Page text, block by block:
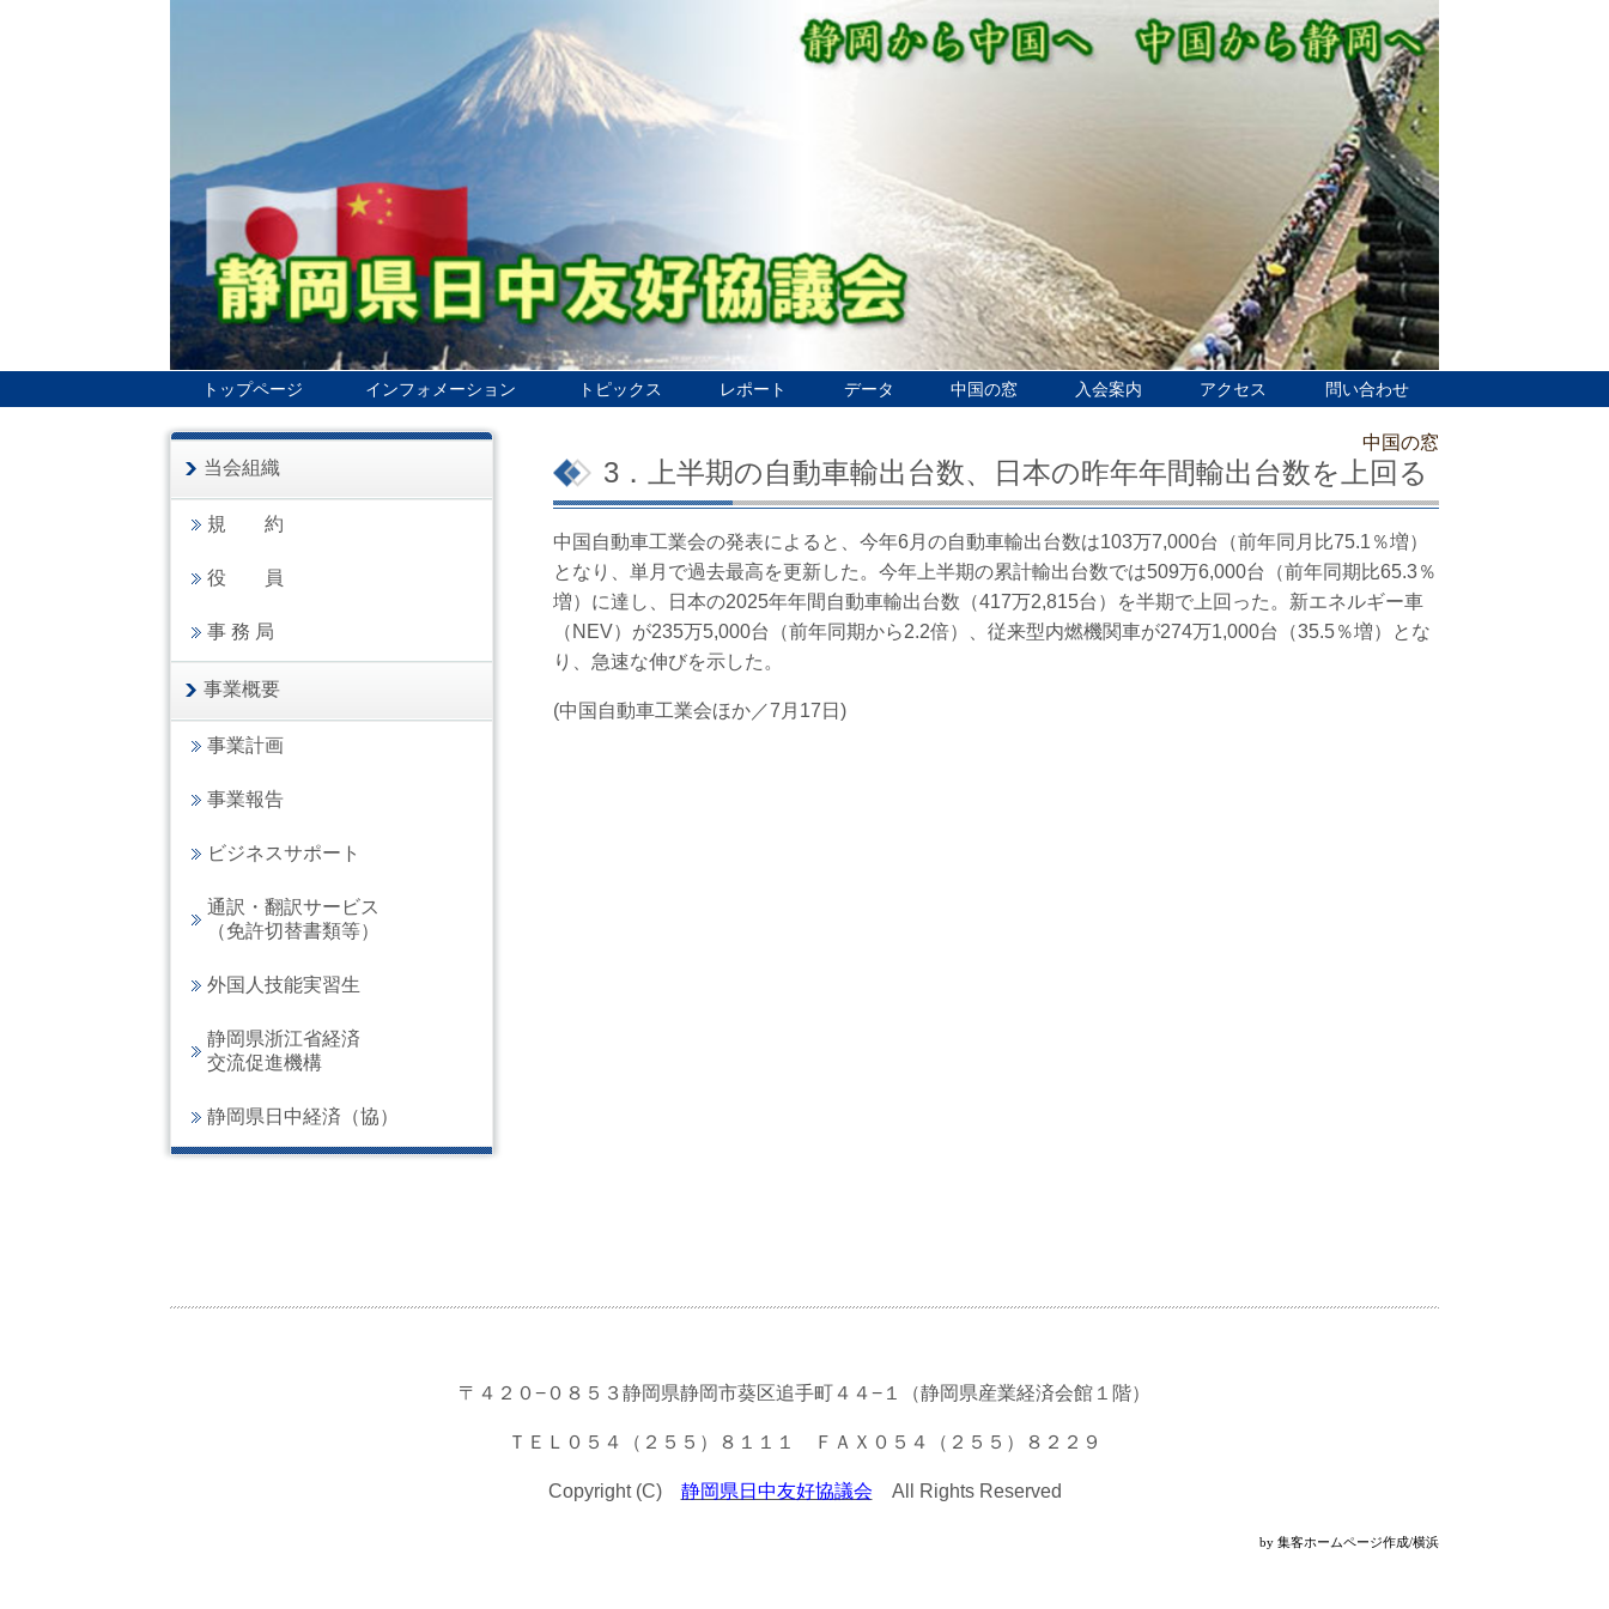
トップページ インフォメーション トピックス レポート データ 中国の窓 入会案内 アクセス 問い合わせ
中国の窓
3．上半期の自動車輸出台数、日本の昨年年間輸出台数を上回る
中国自動車工業会の発表によると、今年6月の自動車輸出台数は103万7,000台（前年同月比75.1％増）
となり、単月で過去最高を更新した。今年上半期の累計輸出台数では509万6,000台（前年同期比65.3％
増）に達し、日本の2025年年間自動車輸出台数（417万2,815台）を半期で上回った。新エネルギー車
（NEV）が235万5,000台（前年同期から2.2倍）、従来型内燃機関車が274万1,000台（35.5％増）とな
り、急速な伸びを示した。
(中国自動車工業会ほか／7月17日)
当会組織
規 約
役 員
事 務 局
事業概要
事業計画
事業報告
ビジネスサポート
通訳・翻訳サービス
（免許切替書類等）
外国人技能実習生
静岡県浙江省経済
交流促進機構
静岡県日中経済（協）
〒４２０−０８５３静岡県静岡市葵区追手町４４−１（静岡県産業経済会館１階）
ＴＥＬ０５４（２５５）８１１１ ＦＡＸ０５４（２５５）８２２９
Copyright (C) 静岡県日中友好協議会 All Rights Reserved
by 集客ホームページ作成/横浜